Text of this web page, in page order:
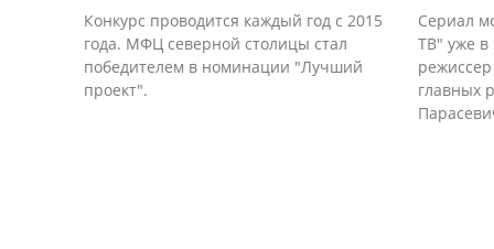
Конкурс проводится каждый год с 2015
года. МФЦ северной столицы стал
победителем в номинации "Лучший
проект".
Сериал
ТВ" уже в
главных